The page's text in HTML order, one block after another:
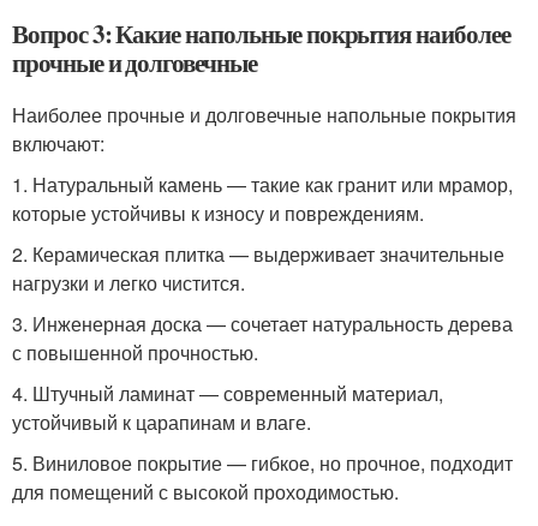
Вопрос 3: Какие напольные покрытия наиболее
прочные и долговечные
Наиболее прочные и долговечные напольные покрытия
включают:
1. Натуральный камень — такие как гранит или мрамор,
которые устойчивы к износу и повреждениям.
2. Керамическая плитка — выдерживает значительные
нагрузки и легко чистится.
3. Инженерная доска — сочетает натуральность дерева
с повышенной прочностью.
4. Штучный ламинат — современный материал,
устойчивый к царапинам и влаге.
5. Виниловое покрытие — гибкое, но прочное, подходит
для помещений с высокой проходимостью.